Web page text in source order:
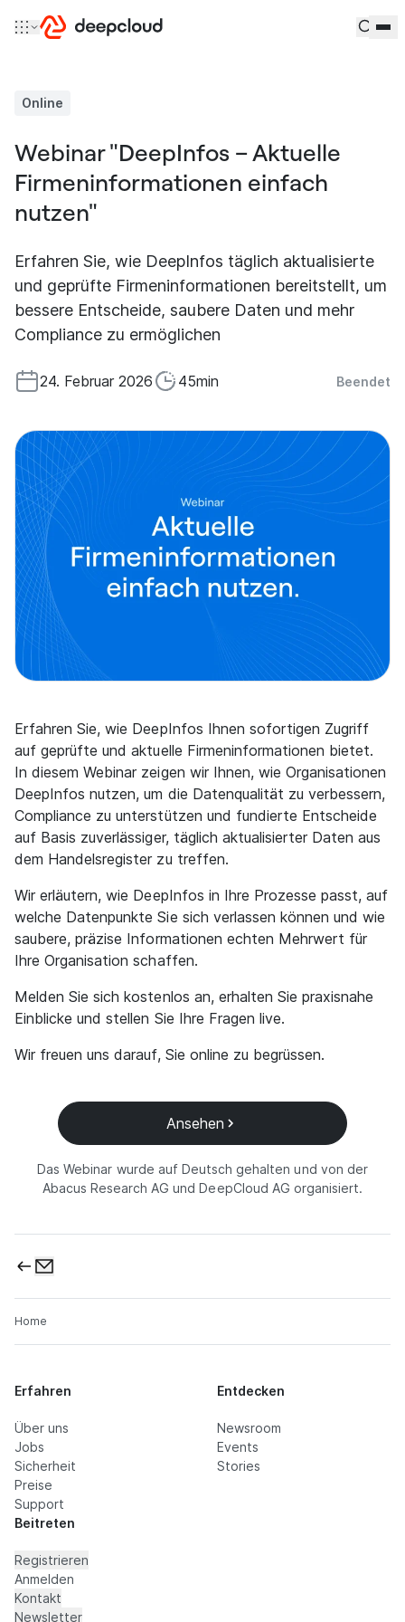
Online
Webinar "DeepInfos – Aktuelle
Firmeninformationen einfach
nutzen"
Erfahren Sie, wie DeepInfos täglich aktualisierte
und geprüfte Firmeninformationen bereitstellt, um
bessere Entscheide, saubere Daten und mehr
Compliance zu ermöglichen
24. Februar 2026 45min Beendet
Erfahren Sie, wie DeepInfos Ihnen sofortigen Zugriff
auf geprüfte und aktuelle Firmeninformationen bietet.
In diesem Webinar zeigen wir Ihnen, wie Organisationen
DeepInfos nutzen, um die Datenqualität zu verbessern,
Compliance zu unterstützen und fundierte Entscheide
auf Basis zuverlässiger, täglich aktualisierter Daten aus
dem Handelsregister zu treffen.
Wir erläutern, wie DeepInfos in Ihre Prozesse passt, auf
welche Datenpunkte Sie sich verlassen können und wie
saubere, präzise Informationen echten Mehrwert für
Ihre Organisation schaffen.
Melden Sie sich kostenlos an, erhalten Sie praxisnahe
Einblicke und stellen Sie Ihre Fragen live.
Wir freuen uns darauf, Sie online zu begrüssen.
Ansehen
Das Webinar wurde auf Deutsch gehalten und von der
Abacus Research AG und DeepCloud AG organisiert.
Home
Erfahren
Über uns
Jobs
Sicherheit
Preise
Support
Entdecken
Newsroom
Events
Stories
Beitreten
Registrieren
Anmelden
Kontakt
Newsletter